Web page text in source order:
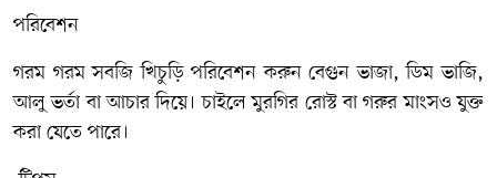
পরিবেশন
গরম গরম সবজি খিচুড়ি পরিবেশন করুন বেগুন ভাজা, ডিম ভাজি,
আলু ভর্তা বা আচার দিয়ে। চাইলে মুরগির রোস্ট বা গরুর মাংসও যুক্ত
করা যেতে পারে।